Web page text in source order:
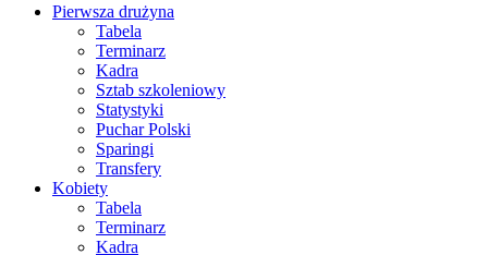
Pierwsza drużyna
Tabela
Terminarz
Kadra
Sztab szkoleniowy
Statystyki
Puchar Polski
Sparingi
Transfery
Kobiety
Tabela
Terminarz
Kadra